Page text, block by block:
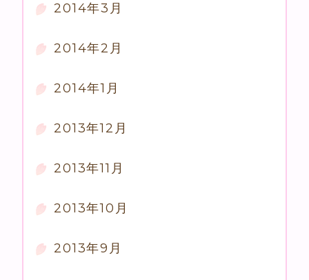
2014年3月
2014年2月
2014年1月
2013年12月
2013年11月
2013年10月
2013年9月